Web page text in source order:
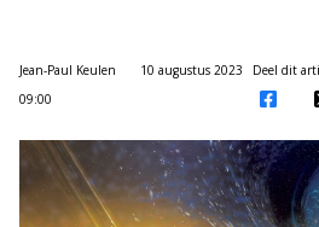
Jean-Paul Keulen
10 augustus 2023
09:00
Deel dit